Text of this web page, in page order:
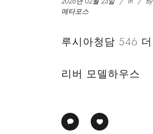
메타포스
루시아청담 546 더
리버 모델하우스